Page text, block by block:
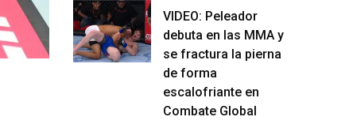
VIDEO: Peleador
debuta en las MMA y
se fractura la pierna
de forma
escalofriante en
Combate Global